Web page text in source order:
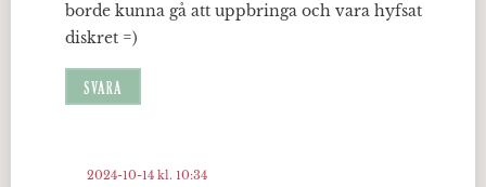
borde kunna gå att uppbringa och vara hyfsat
diskret =)
SVARA
2024-10-14 kl. 10:34